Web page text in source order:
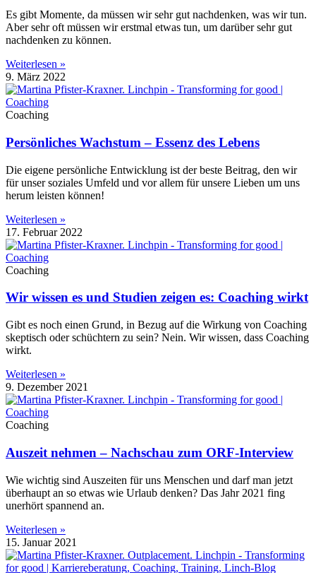
Es gibt Momente, da müssen wir sehr gut nachdenken, was wir tun.
Aber sehr oft müssen wir erstmal etwas tun, um darüber sehr gut
nachdenken zu können.
Weiterlesen »
9. März 2022
Coaching
Persönliches Wachstum – Essenz des Lebens
Die eigene persönliche Entwicklung ist der beste Beitrag, den wir
für unser soziales Umfeld und vor allem für unsere Lieben um uns
herum leisten können!
Weiterlesen »
17. Februar 2022
Coaching
Wir wissen es und Studien zeigen es: Coaching wirkt
Gibt es noch einen Grund, in Bezug auf die Wirkung von Coaching
skeptisch oder schüchtern zu sein? Nein. Wir wissen, dass Coaching
wirkt.
Weiterlesen »
9. Dezember 2021
Coaching
Auszeit nehmen – Nachschau zum ORF-Interview
Wie wichtig sind Auszeiten für uns Menschen und darf man jetzt
überhaupt an so etwas wie Urlaub denken? Das Jahr 2021 fing
unerhört spannend an.
Weiterlesen »
15. Januar 2021